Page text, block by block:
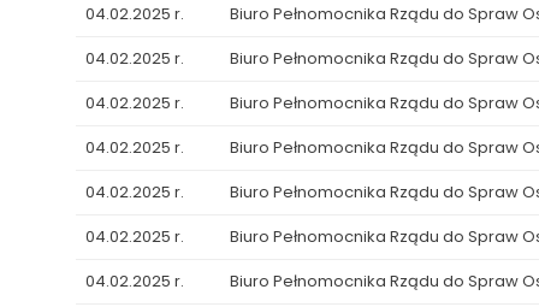
04.02.2025 r.
Biuro Pełnomocnika Rządu do Spraw
04.02.2025 r.
Biuro Pełnomocnika Rządu do Spraw
04.02.2025 r.
Biuro Pełnomocnika Rządu do Spraw
04.02.2025 r.
Biuro Pełnomocnika Rządu do Spraw
04.02.2025 r.
Biuro Pełnomocnika Rządu do Spraw
04.02.2025 r.
Biuro Pełnomocnika Rządu do Spraw
04.02.2025 r.
Biuro Pełnomocnika Rządu do Spraw